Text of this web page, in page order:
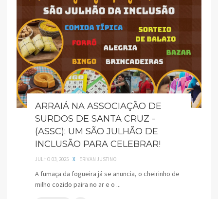
ARRAIÁ NA ASSOCIAÇÃO DE
SURDOS DE SANTA CRUZ -
(ASSC): UM SÃO JULHÃO DE
INCLUSÃO PARA CELEBRAR!
JULHO 03, 2025 X ERIVAN JUSTINO
A fumaça da fogueira já se anuncia, o cheirinho de
milho cozido paira no ar e o ...